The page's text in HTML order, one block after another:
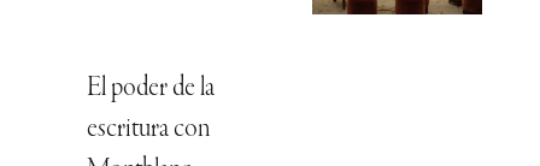
El poder de la
escritura con